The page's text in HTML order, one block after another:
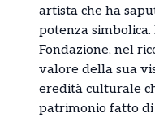
artista che ha
potenza
Fondazione, nel
valore della sua
eredità culturale
patrimonio fatto di